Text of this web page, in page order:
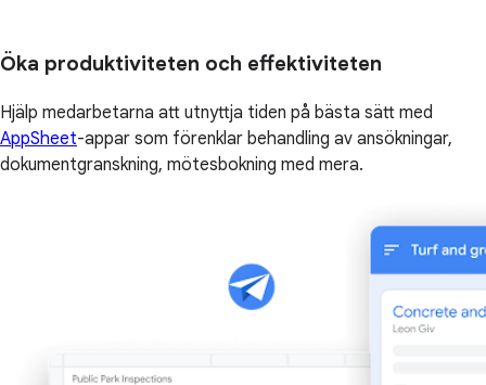
Öka produktiviteten och effektiviteten
Hjälp medarbetarna att utnyttja tiden på bästa sätt med
AppSheet-appar som förenklar behandling av ansökningar,
dokumentgranskning, mötesbokning med mera.